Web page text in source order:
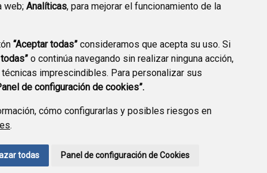
web; Analíticas, para mejorar el funcionamiento de la
“Aceptar todas” consideramos que acepta su uso. Si
o continúa navegando sin realizar ninguna acción,
imprescindibles. Para personalizar sus
de configuración de cookies”.
cómo configurarlas y posibles riesgos en
.
todas Panel de configuración de Cookies
TRANSPARENCIA SEDE ELECTRÓNICA